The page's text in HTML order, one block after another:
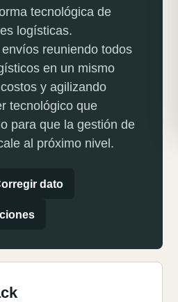
tecnológica de
logísticas.
reuniendo todos
en un mismo
y agilizando
tecnológico que
para que la gestión de
al próximo nivel.
dato